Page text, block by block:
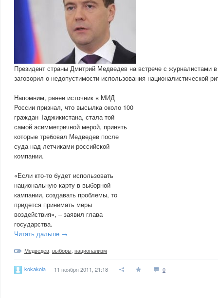
Президент страны Дмитрий Медведев на встрече с журналистами
заговорил о недопустимости использования националистической
Напомним, ранее источник в МИД
России признал, что высылка около 100
граждан Таджикистана, стала той
самой асимметричной мерой, принять
которые требовал Медведев после
суда над летчиками российской
компании.
«Если кто-то будет использовать
национальную карту в выборной
кампании, создавать проблемы, то
придется принимать меры
воздействия», – заявил глава
государства.
Читать дальше →
Медведев выборы национализм
kokakola 11 ноября 2011, 21:18 0